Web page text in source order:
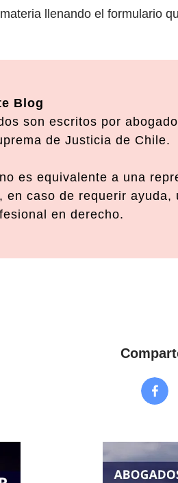
llenando el formulario
Blog
son escritos por
de Justicia de Chile.
es equivalente a una
en caso de requerir
en derecho.